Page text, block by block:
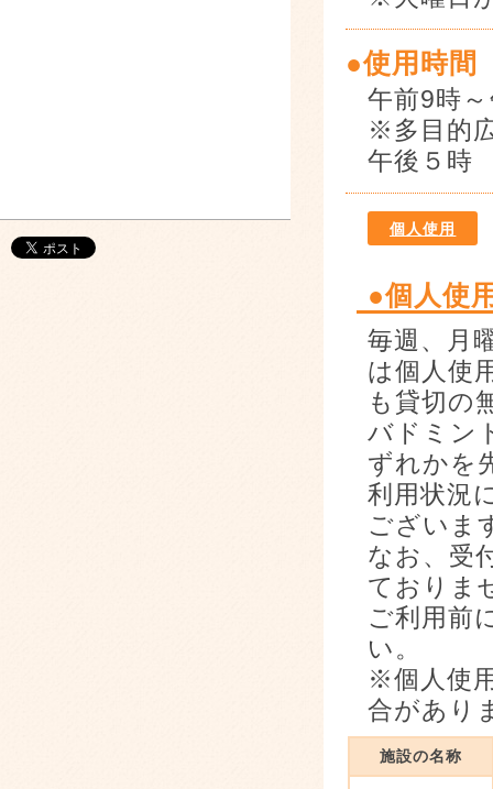
●使用時間
午前9時
※多目的
午後５時
個人使用
●個人使
毎週、月
は個人使
も貸切の
バドミン
ずれかを
利用状況
ございま
なお、受
ておりま
ご利用前
い。
※個人使
合があり
施設の名称